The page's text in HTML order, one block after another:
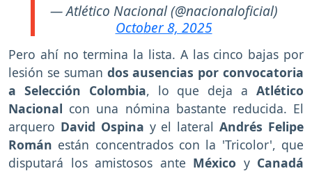
— Atlético Nacional (@nacionaloficial)
October 8, 2025
Pero ahí no termina la lista. A las cinco bajas por
lesión se suman dos ausencias por convocatoria
a Selección Colombia, lo que deja aAtlético
Nacional con una nómina bastante reducida. El
arquero David Ospina y el lateralAndrés Felipe
Román están concentrados con la 'Tricolor', que
disputará los amistosos ante México yCanadá